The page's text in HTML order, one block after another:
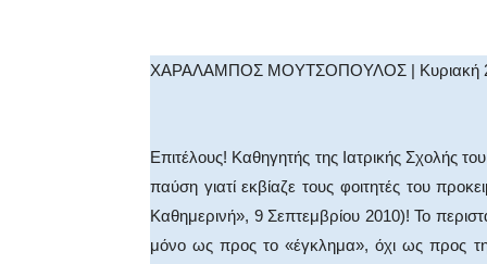
ΧΑΡΑΛΑΜΠΟΣ ΜΟΥΤΣΟΠΟΥΛΟΣ | Κυριακή 26
Επιτέλους! Καθηγητής της Ιατρικής Σχολής
παύση γιατί εκβίαζε τους φοιτητές του
Καθημερινή», 9 Σεπτεμβρίου 2010)! Το
μόνο ως προς το «έγκλημα», όχι ως προς